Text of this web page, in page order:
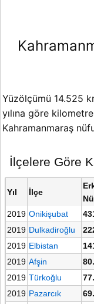
Yüzölçümü 14.525
yılına göre
Kahramanmaraş
İlçelere Göre
Yıl İlçe
2019 Onikişubat
2019 Dulkadiroğlu
2019 Elbistan
2019 Afşin
2019 Türkoğlu
2019 Pazarcık